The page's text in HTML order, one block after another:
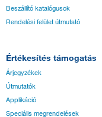
Beszállító katalógusok
Rendelési felület útmutató
Értékesítés támogatás
Árjegyzékek
Útmutatók
Applikáció
Speciális megrendelések